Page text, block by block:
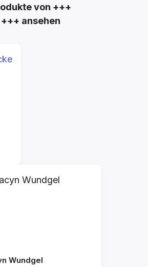
überspringen
von +++
+++ ansehen
Wundgel